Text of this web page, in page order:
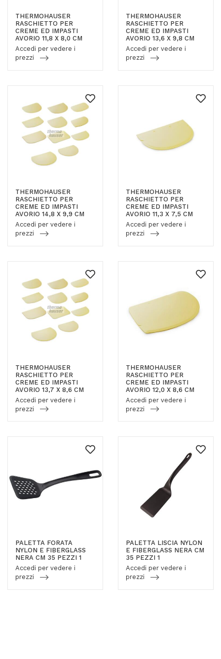
THERMOHAUSER
RASCHIETTO PER
CREME ED IMPASTI
AVORIO 11,8 X 8,0 CM
Accedi per vedere i
prezzi
THERMOHAUSER
RASCHIETTO PER
CREME ED IMPASTI
AVORIO 13,6 X 9,8 CM
Accedi per vedere i
prezzi
THERMOHAUSER
RASCHIETTO PER
CREME ED IMPASTI
AVORIO 14,8 X 9,9 CM
Accedi per vedere i
prezzi
THERMOHAUSER
RASCHIETTO PER
CREME ED IMPASTI
AVORIO 11,3 X 7,5 CM
Accedi per vedere i
prezzi
THERMOHAUSER
RASCHIETTO PER
CREME ED IMPASTI
AVORIO 13,7 X 8,6 CM
Accedi per vedere i
prezzi
THERMOHAUSER
RASCHIETTO PER
CREME ED IMPASTI
AVORIO 12,0 X 8,6 CM
Accedi per vedere i
prezzi
PALETTA FORATA
NYLON E FIBERGLASS
NERA CM 35 PEZZI 1
Accedi per vedere i
prezzi
PALETTA LISCIA NYLON
E FIBERGLASS NERA CM
35 PEZZI 1
Accedi per vedere i
prezzi